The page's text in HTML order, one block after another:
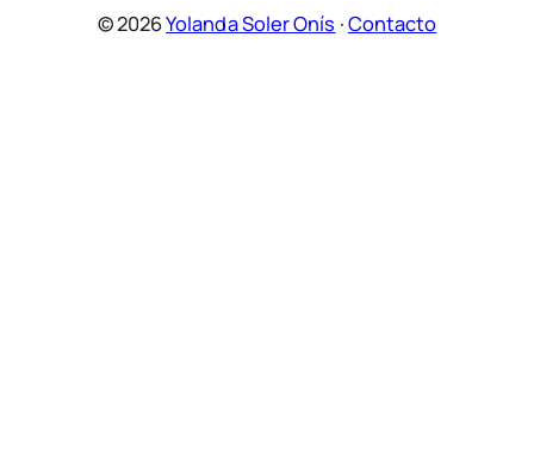
© 2026Yolanda Soler Onís ·Contacto